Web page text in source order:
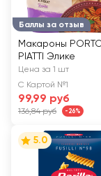
Баллы за отзыв
Макароны
PIATTI Элике
Цена за 1 шт
С Картой №1
99,99 руб
136,84 руб -26%
5.0